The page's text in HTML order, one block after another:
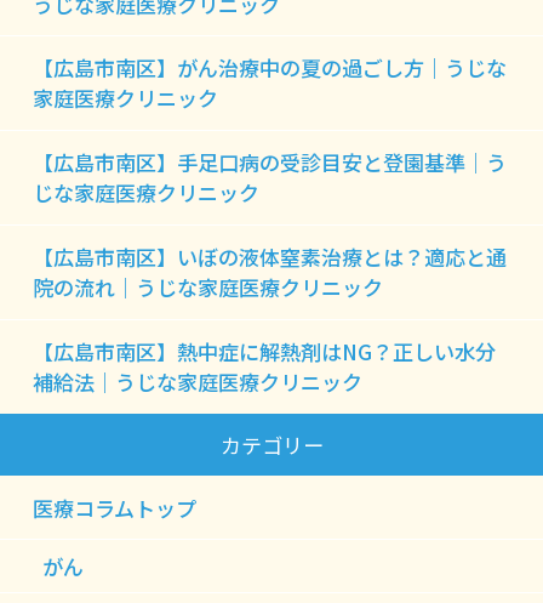
【広島市南区】がん治療中の夏の過ごし方｜うじな
家庭医療クリニック
【広島市南区】手足口病の受診目安と登園基準｜う
じな家庭医療クリニック
【広島市南区】いぼの液体窒素治療とは？適応と通
院の流れ｜うじな家庭医療クリニック
【広島市南区】熱中症に解熱剤はNG？正しい水分
補給法｜うじな家庭医療クリニック
カテゴリー
医療コラムトップ
がん